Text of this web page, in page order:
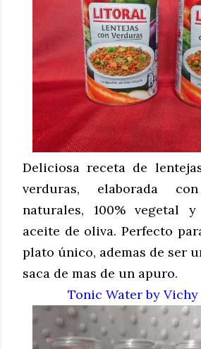
Deliciosa receta de
verduras, elaborada
naturales, 100% vegetal
aceite de oliva. Perfecto
plato único, ademas de ser
saca de mas de un apuro.
Tonic Water by